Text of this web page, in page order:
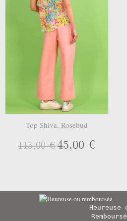
Top Shiva. Rosebud
115,00 €45,00 €
Heureuse